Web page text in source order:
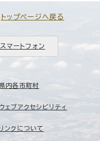
トップページへ戻る
スマートフォン
県内各市町村
ウェブアクセシビリティ
リンクについて